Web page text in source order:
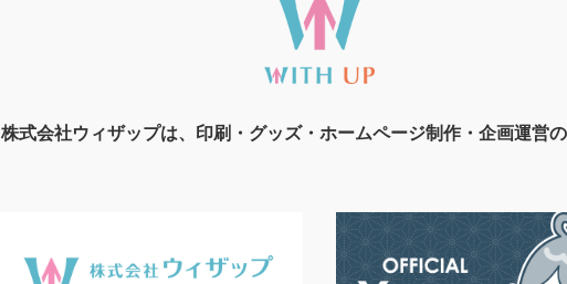
株式会社ウィザップは、印刷・グッズ・ホームページ制作・企画運営